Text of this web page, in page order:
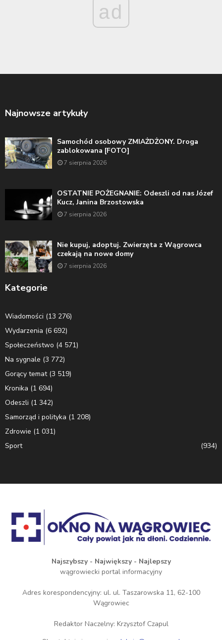
ad
Najnowsze artykuły
Samochód osobowy ZMIAŻDŻONY. Droga
zablokowana [FOTO]
7 sierpnia 2026
OSTATNIE POŻEGNANIE: Odeszli od nas Józef
Kucz, Janina Brzostowska
7 sierpnia 2026
Nie kupuj, adoptuj. Zwierzęta z Wągrowca
czekają na nowe domy
7 sierpnia 2026
Kategorie
Wiadomości (13 276)
Wydarzenia (6 692)
Społeczeństwo (4 571)
Na sygnale (3 772)
Gorący temat(3 519)
Kronika (1 694)
Odeszli (1 342)
Samorząd i polityka (1 208)
Zdrowie (1 031)
Sport
(934)
Najszybszy - Największy - Najlepszy
wągrowiecki portal informacyjny
Adres korespondencyjny: ul. ul. Taszarowska 11, 62-100
Wągrowiec
Redaktor Naczelny: Krzysztof Czapul